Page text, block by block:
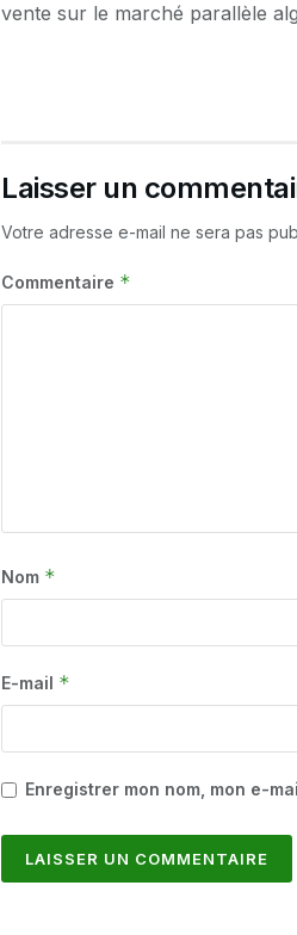
vente sur le marché parallèle
Laisser un
Votre adresse e-mail ne sera pas
Commentaire *
Nom *
E-mail *
Enregistrer mon nom, mon e-